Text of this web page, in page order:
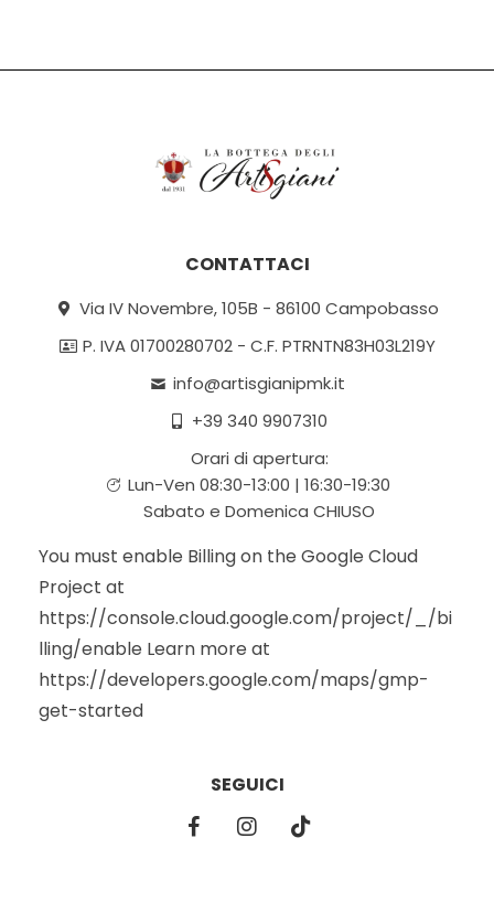
CONTATTACI
Via IV Novembre, 105B - 86100 Campobasso
P. IVA 01700280702 - C.F. PTRNTN83H03L219Y
info@artisgianipmk.it
+39 340 9907310
Orari di apertura:
Lun-Ven 08:30-13:00 | 16:30-19:30
Sabato e Domenica CHIUSO
You must enable Billing on the Google Cloud
Project at
https://console.cloud.google.com/project/_/bi
lling/enable Learn more at
https://developers.google.com/maps/gmp-
get-started
SEGUICI